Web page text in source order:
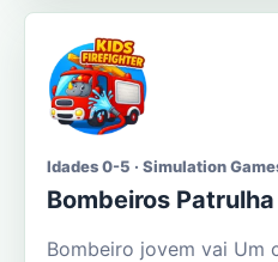
Idades 0-5 · Simulation
Bombeiros
Bombeiro jovem vai Um